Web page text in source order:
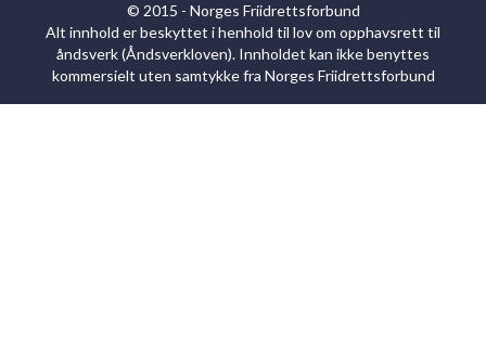
© 2015 - Norges Friidrettsforbund
Alt innhold er beskyttet i henhold til lov om opphavsrett til
åndsverk (Åndsverkloven). Innholdet kan ikke benyttes
kommersielt uten samtykke fra Norges Friidrettsforbund